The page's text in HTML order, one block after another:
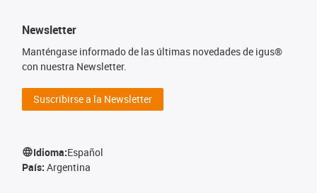
Newsletter
Manténgase informado de las últimas novedades de igus®
con nuestra Newsletter.
Suscribirse a la Newsletter
Idioma:Español
País: Argentina